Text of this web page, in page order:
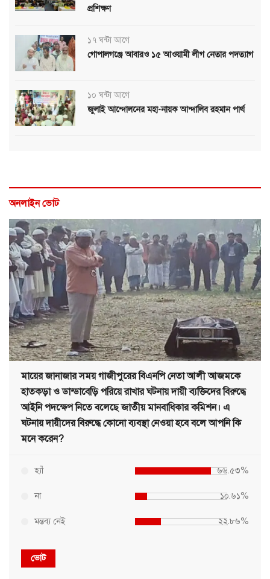
প্রশিক্ষণ
১৭ ঘন্টা আগে
গোপালগঞ্জে আবারও ১৫ আওয়ামী লীগ নেতার পদত্যাগ
১০ ঘন্টা আগে
জুলাই আন্দোলনের মহা-নায়ক আন্দালিব রহমান পার্থ
অনলাইন ভোট
মায়ের জানাজার সময় গাজীপুরের বিএনপি নেতা আলী আজমকে
হাতকড়া ও ডান্ডাবেড়ি পরিয়ে রাখার ঘটনায় দায়ী ব্যক্তিদের বিরুদ্ধে
আইনি পদক্ষেপ নিতে বলেছে জাতীয় মানবাধিকার কমিশন। এ
ঘটনায় দায়ীদের বিরুদ্ধে কোনো ব্যবস্থা নেওয়া হবে বলে আপনি কি
মনে করেন?
হ্যাঁ ৬৬.৫৩%
না ১০.৬১%
মন্তব্য নেই ২২.৮৬%
ভোট